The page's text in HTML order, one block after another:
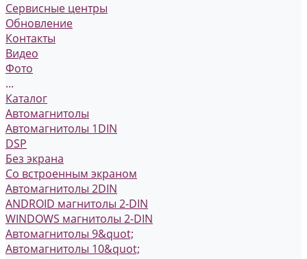
Сервисные центры
Обновление
Контакты
Видео
Фото
...
Каталог
Автомагнитолы
Автомагнитолы 1DIN
DSP
Без экрана
Со встроенным экраном
Автомагнитолы 2DIN
ANDROID магнитолы 2-DIN
WINDOWS магнитолы 2-DIN
Автомагнитолы 9&quot;
Автомагнитолы 10&quot;